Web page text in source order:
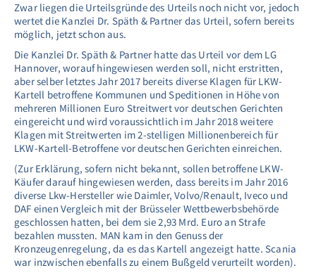
Zwar liegen die Urteilsgründe des Urteils noch nicht vor, jedoch
wertet die Kanzlei Dr. Späth & Partner das Urteil, sofern bereits
möglich, jetzt schon aus.
Die Kanzlei Dr. Späth & Partner hatte das Urteil vor dem LG
Hannover, worauf hingewiesen werden soll, nicht erstritten,
aber selber letztes Jahr 2017 bereits diverse Klagen für LKW-
Kartell betroffene Kommunen und Speditionen in Höhe von
mehreren Millionen Euro Streitwert vor deutschen Gerichten
eingereicht und wird voraussichtlich im Jahr 2018 weitere
Klagen mit Streitwerten im 2-stelligen Millionenbereich für
LKW-Kartell-Betroffene vor deutschen Gerichten einreichen.
(Zur Erklärung, sofern nicht bekannt, sollen betroffene LKW-
Käufer darauf hingewiesen werden, dass bereits im Jahr 2016
diverse Lkw-Hersteller wie Daimler, Volvo/Renault, Iveco und
DAF einen Vergleich mit der Brüsseler Wettbewerbsbehörde
geschlossen hatten, bei dem sie 2,93 Mrd. Euro an Strafe
bezahlen mussten. MAN kam in den Genuss der
Kronzeugenregelung, da es das Kartell angezeigt hatte. Scania
war inzwischen ebenfalls zu einem Bußgeld verurteilt worden).